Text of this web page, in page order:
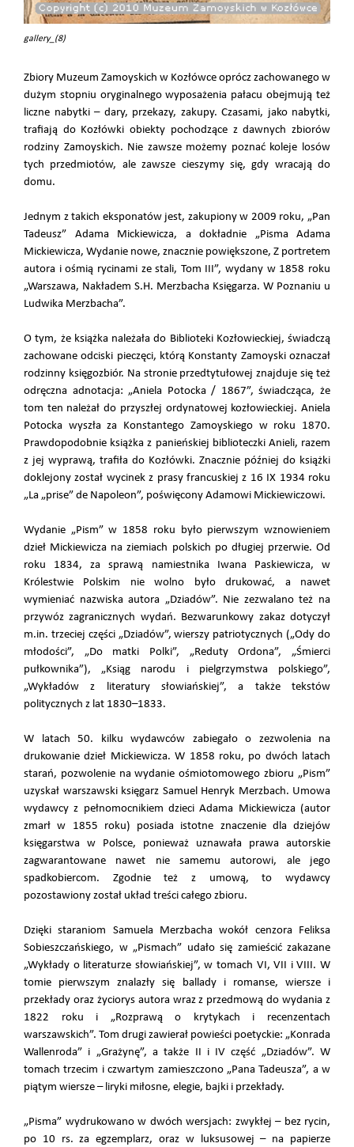
gallery_(8)
Zbiory Muzeum Zamoyskich w Kozłówce oprócz zachowanego w
dużym stopniu oryginalnego wyposażenia pałacu obejmują też
liczne nabytki – dary, przekazy, zakupy. Czasami, jako nabytki,
trafiają do Kozłówki obiekty pochodzące z dawnych zbiorów
rodziny Zamoyskich. Nie zawsze możemy poznać koleje losów
tych przedmiotów, ale zawsze cieszymy się, gdy wracają do
domu.
Jednym z takich eksponatów jest, zakupiony w 2009 roku, „Pan
Tadeusz” Adama Mickiewicza, a dokładnie „Pisma Adama
Mickiewicza, Wydanie nowe, znacznie powiększone, Z portretem
autora i ośmią rycinami ze stali, Tom III”, wydany w 1858 roku
„Warszawa, Nakładem S.H. Merzbacha Księgarza. W Poznaniu u
Ludwika Merzbacha”.
O tym, że książka należała do Biblioteki Kozłowieckiej, świadczą
zachowane odciski pieczęci, którą Konstanty Zamoyski oznaczał
rodzinny księgozbiór. Na stronie przedtytułowej znajduje się też
odręczna adnotacja: „Aniela Potocka / 1867”, świadcząca, że
tom ten należał do przyszłej ordynatowej kozłowieckiej. Aniela
Potocka wyszła za Konstantego Zamoyskiego w roku 1870.
Prawdopodobnie książka z panieńskiej biblioteczki Anieli, razem
z jej wyprawą, trafiła do Kozłówki. Znacznie później do książki
doklejony został wycinek z prasy francuskiej z 16 IX 1934 roku
„La „prise” de Napoleon”, poświęcony Adamowi Mickiewiczowi.
Wydanie „Pism” w 1858 roku było pierwszym wznowieniem
dzieł Mickiewicza na ziemiach polskich po długiej przerwie. Od
roku 1834, za sprawą namiestnika Iwana Paskiewicza, w
Królestwie Polskim nie wolno było drukować, a nawet
wymieniać nazwiska autora „Dziadów”. Nie zezwalano też na
przywóz zagranicznych wydań. Bezwarunkowy zakaz dotyczył
m.in. trzeciej części „Dziadów”, wierszy patriotycznych („Ody do
młodości”, „Do matki Polki”, „Reduty Ordona”, „Śmierci
pułkownika”), „Ksiąg narodu i pielgrzymstwa polskiego”,
„Wykładów z literatury słowiańskiej”, a także tekstów
politycznych z lat 1830–1833.
W latach 50. kilku wydawców zabiegało o zezwolenia na
drukowanie dzieł Mickiewicza. W 1858 roku, po dwóch latach
starań, pozwolenie na wydanie ośmiotomowego zbioru „Pism”
uzyskał warszawski księgarz Samuel Henryk Merzbach. Umowa
wydawcy z pełnomocnikiem dzieci Adama Mickiewicza (autor
zmarł w 1855 roku) posiada istotne znaczenie dla dziejów
księgarstwa w Polsce, ponieważ uznawała prawa autorskie
zagwarantowane nawet nie samemu autorowi, ale jego
spadkobiercom. Zgodnie też z umową, to wydawcy
pozostawiony został układ treści całego zbioru.
Dzięki staraniom Samuela Merzbacha wokół cenzora Feliksa
Sobieszczańskiego, w „Pismach” udało się zamieścić zakazane
„Wykłady o literaturze słowiańskiej”, w tomach VI, VII i VIII. W
tomie pierwszym znalazły się ballady i romanse, wiersze i
przekłady oraz życiorys autora wraz z przedmową do wydania z
1822 roku i „Rozprawą o krytykach i recenzentach
warszawskich”. Tom drugi zawierał powieści poetyckie: „Konrada
Wallenroda” i „Grażynę”, a także II i IV część „Dziadów”. W
tomach trzecim i czwartym zamieszczono „Pana Tadeusza”, a w
piątym wiersze – liryki miłosne, elegie, bajki i przekłady.
„Pisma” wydrukowano w dwóch wersjach: zwykłej – bez rycin,
po 10 rs. za egzemplarz, oraz w luksusowej – na papierze